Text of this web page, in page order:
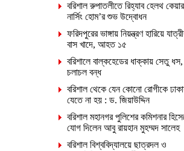
বরিশাল রুপাতলীতে রিহ্যাব হেলথ
নার্সিং হোম’র শুভ উদ্বোধন
ফরিদপুরের ভাঙ্গায় নিয়ন্ত্রণ হারিয়ে
বাস খাদে, আহত ১৫
বরিশালে বাল্কহেডের ধাক্কায় সেতু ধস,
চলাচল বন্ধ
বরিশাল থেকে যেন কোনো রোগীকে
যেতে না হয় : ড. জিয়াউদ্দিন
বরিশাল মহানগর পুলিশের কমিশনার
যোগ দিলেন আবু রায়হান মুহম্মদ সালেহ
বরিশাল বিশ্ববিদ্যালয়ে ছাত্রদল ও